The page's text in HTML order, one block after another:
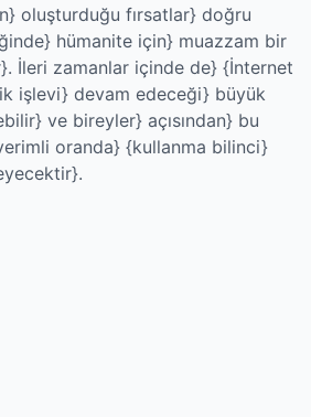
oluşturduğu fırsatlar} doğru
hümanite için} muazzam bir
İleri zamanlar içinde de} {İnternet
işlevi} devam edeceği} büyük
ve bireyler} açısından} bu
oranda} {kullanma bilinci}